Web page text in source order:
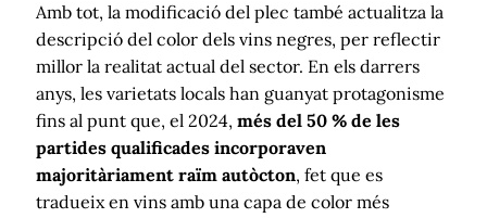
Amb tot, la modificació del plec també actualitza la
descripció del color dels vins negres, per reflectir
millor la realitat actual del sector. En els darrers
anys, les varietats locals han guanyat protagonisme
fins al punt que, el 2024, més del 50 % de les
partides qualificades incorporaven
majoritàriament raïm autòcton, fet que es
tradueix en vins amb una capa de color més